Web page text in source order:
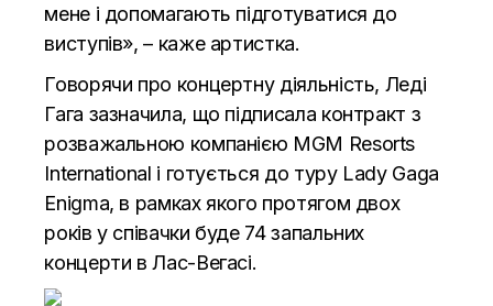
мене і допомагають підготуватися до
виступів», – каже артистка.
Говорячи про концертну діяльність, Леді
Гага зазначила, що підписала контракт з
розважальною компанією MGM Resorts
International і готується до туру Lady Gaga
Enigma, в рамках якого протягом двох
років у співачки буде 74 запальних
концерти в Лас-Вегасі.